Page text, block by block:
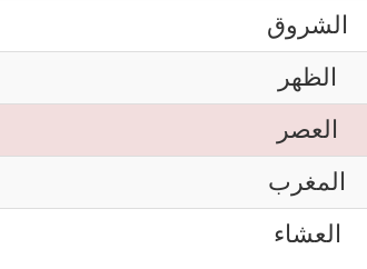
الشروق
الظهر
العصر
المغرب
العشاء